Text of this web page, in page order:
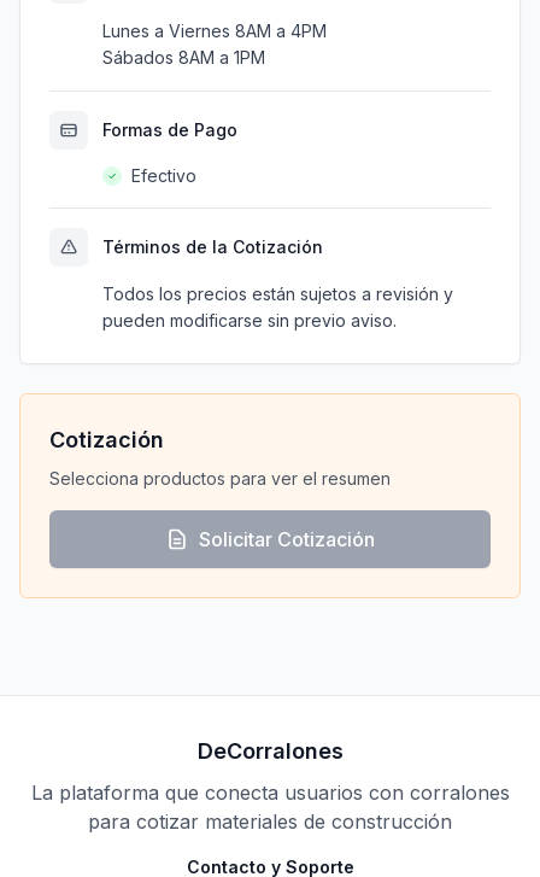
Lunes a Viernes 8AM a 4PM
Sábados 8AM a 1PM
Formas de Pago
Efectivo
Términos de la Cotización
Todos los precios están sujetos a revisión y
pueden modificarse sin previo aviso.
Cotización
Selecciona productos para ver el resumen
Solicitar Cotización
DeCorralones
La plataforma que conecta usuarios con corralones
para cotizar materiales de construcción
Contacto y Soporte